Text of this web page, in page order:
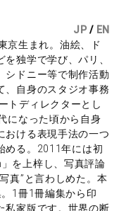
JP / EN
京生まれ。油絵、ド
独学で学び、パリ、
シドニー等で制作活動
、自身のスタジオ事務
トディレクターとし
になった頃から自身
おける表現手法の一つ
める。2011年には初
を上梓し、写真評論
真”と言わしめた。本
1冊1冊編集から印
私家版です。世界の断